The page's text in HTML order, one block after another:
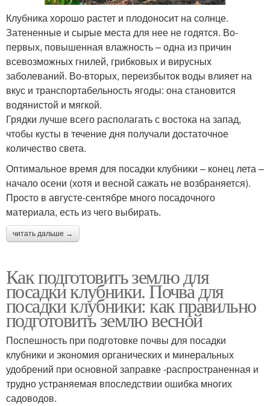
Клубника хорошо растет и плодоносит на солнце.
Затененные и сырые места для нее не годятся. Во-
первых, повышенная влажность – одна из причин
всевозможных гнилей, грибковых и вирусных
заболеваний. Во-вторых, переизбыток воды влияет на
вкус и транспортабельность ягоды: она становится
водянистой и мягкой.
Грядки лучше всего располагать с востока на запад,
чтобы кусты в течение дня получали достаточное
количество света.
Оптимальное время для посадки клубники – конец лета –
начало осени (хотя и весной сажать не возбраняется).
Просто в августе-сентябре много посадочного
материала, есть из чего выбирать.
читать дальше →
Как подготовить землю для
посадки клубники. Почва для
посадки клубники: как правильно
подготовить землю весной
Поспешность при подготовке почвы для посадки
клубники и экономия органических и минеральных
удобрений при основной заправке -распространенная и
трудно устраняемая впоследствии ошибка многих
садоводов.